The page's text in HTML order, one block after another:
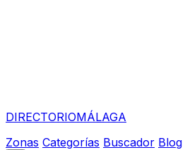
DIRECTORIOMÁLAGA
Zonas Categorías Buscador Blog